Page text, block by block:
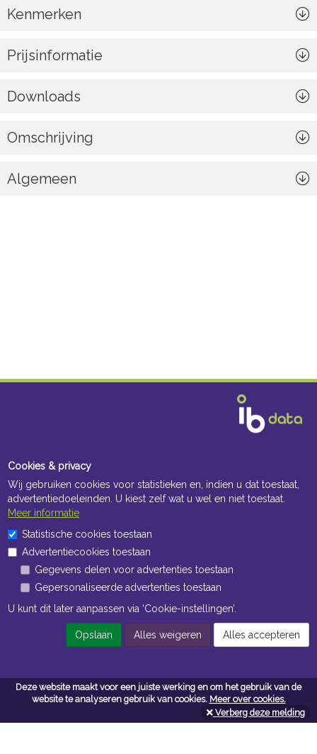
Deze website maakt voor een juiste werking en om het gebruik van de
website te analyseren gebruik van cookies. Meer over cookies.
Verberg deze melding
Kenmerken
Prijsinformatie
Downloads
Omschrijving
Algemeen
Openingstijden Kantoor
Openingstijden Magazijn
Navigatie
Algemene voorwaarden
Privacy
Cookies & privacy
Wij gebruiken cookies voor statistieken en, indien u dat toestaat,
advertentiedoeleinden. U kiest zelf wat u wel en niet toestaat.
Meer informatie
Statistische cookies toestaan
Advertentiecookies toestaan
Gegevens delen voor advertenties toestaan
Gepersonaliseerde advertenties toestaan
U kunt dit later aanpassen via ‘Cookie-instellingen’.
Opslaan Alles weigeren Alles accepteren